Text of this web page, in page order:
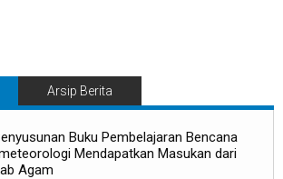
Arsip Berita
Buku Pembelajaran Bencana
Mendapatkan Masukan dari
Agam